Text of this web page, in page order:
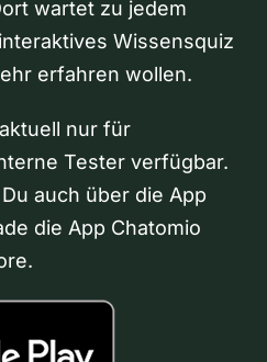
wartet zu jedem
Wissensquiz
erfahren wollen.
nur für
Tester verfügbar.
auch über die App
die App Chatomio